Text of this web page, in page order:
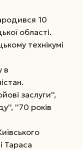
10
області.
технікумі
в
заслуги'',
''70 років
Тараса